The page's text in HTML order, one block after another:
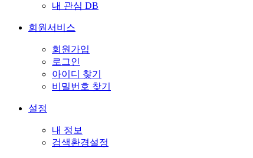
내 관심 DB
회원서비스
회원가입
로그인
아이디 찾기
비밀번호 찾기
설정
내 정보
검색환경설정